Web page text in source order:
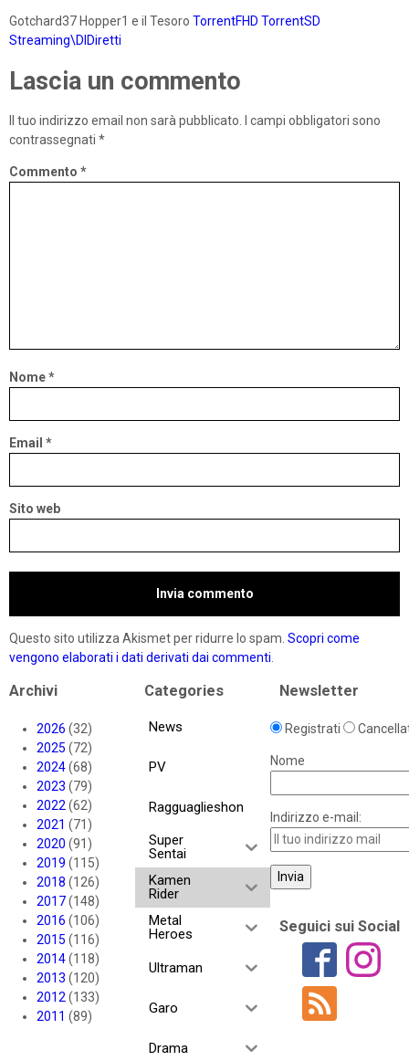
Gotchard37 Hopper1 e il Tesoro TorrentFHD TorrentSD
Streaming\DlDiretti
Lascia un commento
Il tuo indirizzo email non sarà pubblicato.
I campi obbligatori sono
contrassegnati *
Commento *
Nome*
Email *
Sito web
Questo sito utilizza Akismet per ridurre lo spam. Scopri come
vengono elaborati i dati derivati dai commenti.
Archivi
2026 (32)
2025 (72)
2024(68)
2023 (79)
2022(62)
2021 (71)
2020 (91)
2019 (115)
2018 (126)
2017(148)
2016 (106)
2015 (116)
2014(118)
2013 (120)
2012(133)
2011 (89)
Categories
News
PV
Ragguaglieshon
Super
Sentai
Kamen
Rider
Metal
Heroes
Ultraman
Garo
Drama
Newsletter
Registrati
Nome
Indirizzo e-mail:
Seguici sui Social